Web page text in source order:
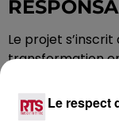
Le projet s’inscrit
transformation
Le bâtiment
énergétique :
Le respect